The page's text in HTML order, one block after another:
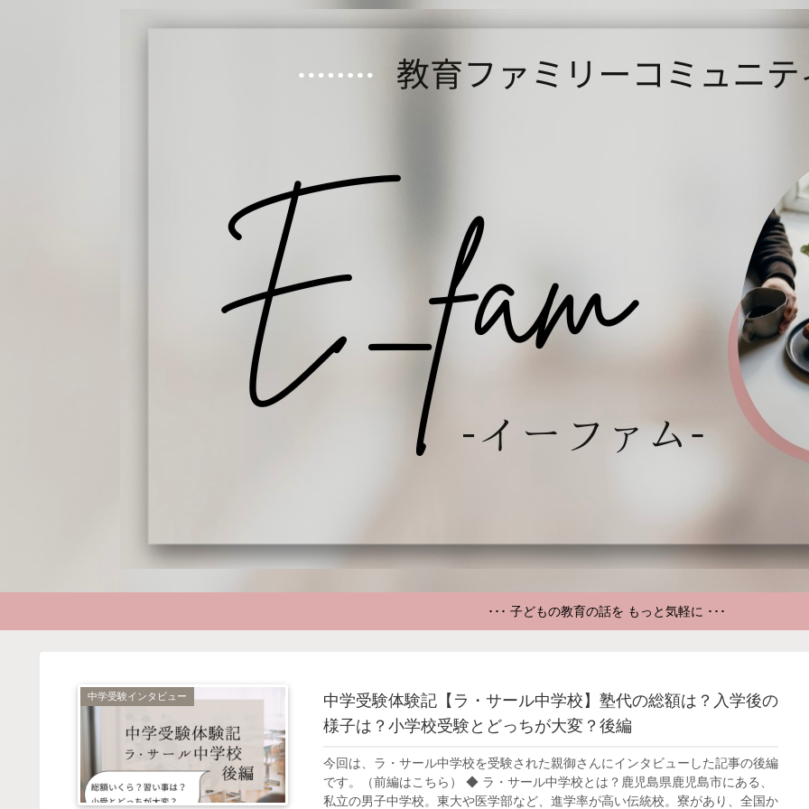
･･･ 子どもの教育の話を もっと気軽に ･･･
中学受験インタビュー
中学受験体験記【ラ・サール中学校】塾代の総額は？入学後の
様子は？小学校受験とどっちが大変？後編
今回は、ラ・サール中学校を受験された親御さんにインタビューした記事の後編
です。（前編はこちら） ◆ ラ・サール中学校とは？鹿児島県鹿児島市にある、
私立の男子中学校。東大や医学部など、進学率が高い伝統校。寮があり、全国か